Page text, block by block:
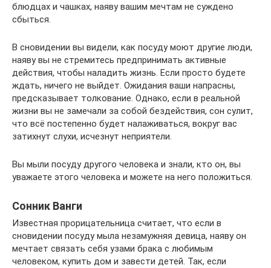
блюдцах и чашках, наяву вашим мечтам не суждено
сбыться.
В сновидении вы видели, как посуду моют другие люди,
наяву вы не стремитесь предпринимать активные
действия, чтобы наладить жизнь. Если просто будете
ждать, ничего не выйдет. Ожидания ваши напрасны,
предсказывает толкование. Однако, если в реальной
жизни вы не замечали за собой бездействия, сон сулит,
что всё постепенно будет налаживаться, вокруг вас
затихнут слухи, исчезнут неприятели.
Вы мыли посуду другого человека и знали, кто он, вы
уважаете этого человека и можете на него положиться.
Сонник Ванги
Известная прорицательница считает, что если в
сновидении посуду мыла незамужняя девица, наяву он
мечтает связать себя узами брака с любимым
человеком, купить дом и завести детей. Так, если